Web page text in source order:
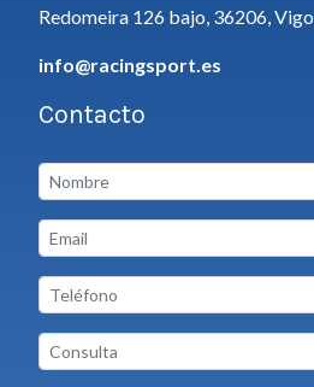
Redomeira 126 bajo, 36206, Vigo
info@racingsport.es
Contacto